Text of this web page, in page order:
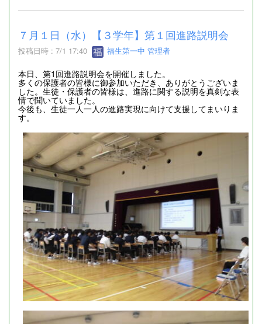
７月１日（水）【３学年】第１回進路説明会
投稿日時 : 7/1 17:40 福生第一中 管理者
本日、第1回進路説明会を開催しました。
多くの保護者の皆様に御参加いただき、ありがとうございま
した。生徒・保護者の皆様は、進路に関する説明を真剣な表
情で聞いていました。
今後も、生徒一人一人の進路実現に向けて支援してまいりま
す。